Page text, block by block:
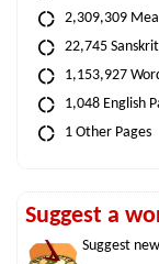
2,309,309
22,745
1,153,927
1,048 English
1 Other Pages
Suggest a
Suggest